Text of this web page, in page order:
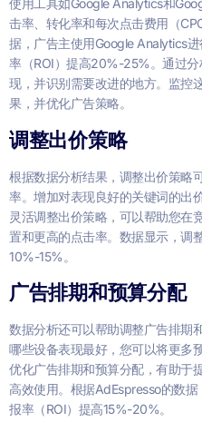
使用工具如Google Analytics和
击率、转化率和每次点击费用（
据，广告主使用Google Analytics
率（ROI）提高20%-25%。通过
现，并识别需要改进的地方。监控
果，并优化广告策略。
调整出价策略
根据数据分析结果，调整出价策略
率。增加对表现良好的关键词的出
灵活调整出价策略，可以帮助您在
置和更高的点击率。数据显示，调
10%-15%。
广告排期和预算分配
数据分析还可以帮助调整广告排期
哪些设备表现最好，您可以将更多
优化广告排期和预算分配，有助于
高效使用。根据AdEspresso的数
报率（ROI）提高15%-20%。